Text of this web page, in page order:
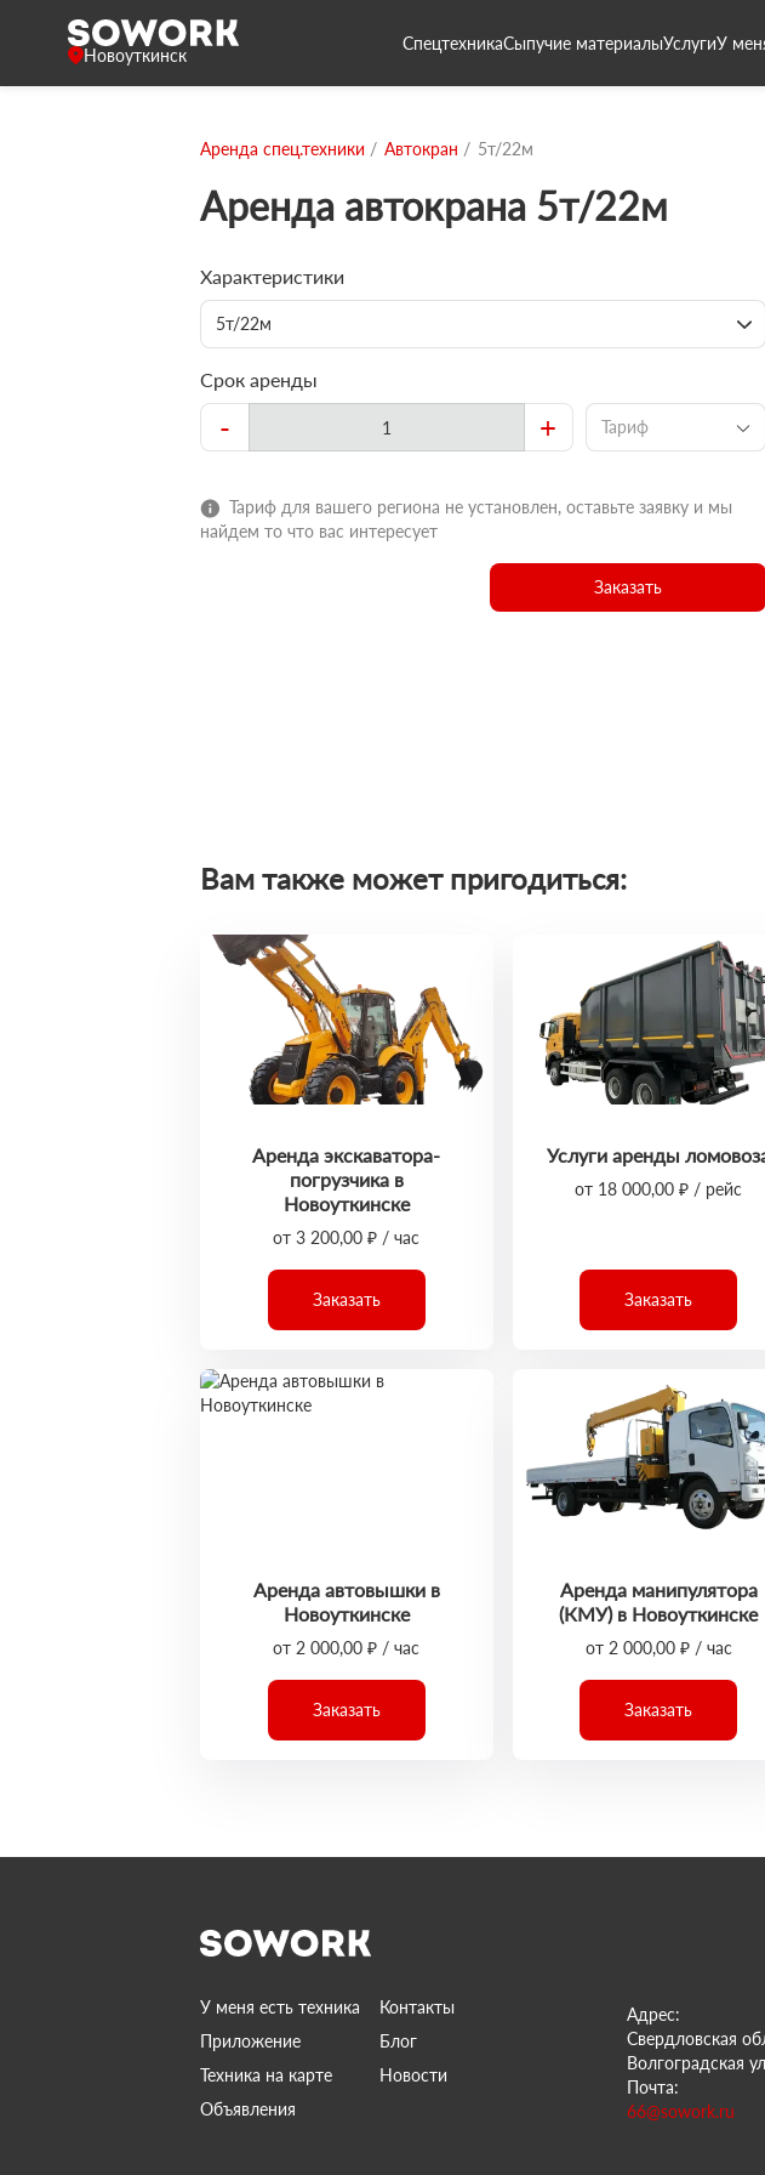
Новоуткинск
СпецтехникаСыпучие материалыУслугиУ
Аренда спец.техники Автокран 5т/22м
Аренда автокрана 5т/22м
Характеристики
5т/22м
Срок аренды
- + Тариф
Тариф для вашего региона не установлен, оставьте заявку и мы
найдем то что вас интересует
Заказать
Вам также может пригодиться:
Аренда экскаватора-
погрузчика в
Новоуткинске
от 3 200,00 ₽ / час
Заказать
Услуги аренды
от 18 000,00 ₽ / рейс
Заказать
Аренда автовышки в
Новоуткинске
от 2 000,00 ₽ / час
Заказать
Аренда манипулятора
(КМУ) в Новоуткинске
от 2 000,00 ₽ / час
Заказать
У меня есть техника
Контакты
Приложение
Блог
Техника на карте
Новости
Объявления
Адрес:
Свердловская
Волгоградская
Почта:
66@sowork.ru